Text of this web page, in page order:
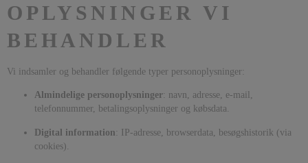
OPLYSNINGER VI
BEHANDLER
Vi indsamler og behandler følgende typer personoplysninger:
Almindelige personoplysninger: navn, adresse, e-mail,
telefonnummer, betalingsoplysninger og købsdata.
Digital information: IP-adresse, browserdata, besøgshistorik (via
cookies).